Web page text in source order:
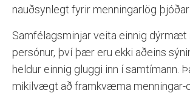
nauðsynlegt fyrir menningarlög
Samfélagsminjar veita einnig dýrmæt
persónur, því þær eru ekki aðeins
heldur einnig gluggi inn í samtímann.
mikilvægt að framkvæma menningar-